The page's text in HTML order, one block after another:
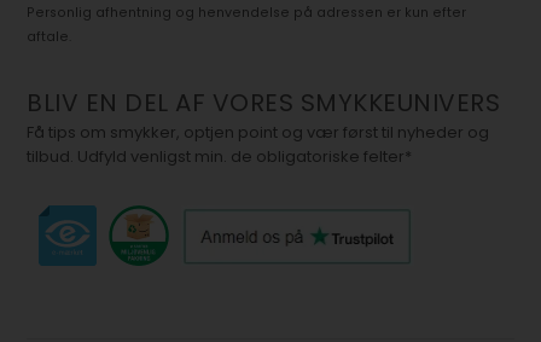
Personlig afhentning og henvendelse på adressen er kun efter
aftale.
BLIV EN DEL AF VORES SMYKKEUNIVERS
Få tips om smykker, optjen point og vær først til nyheder og
tilbud. Udfyld venligst min. de obligatoriske felter*